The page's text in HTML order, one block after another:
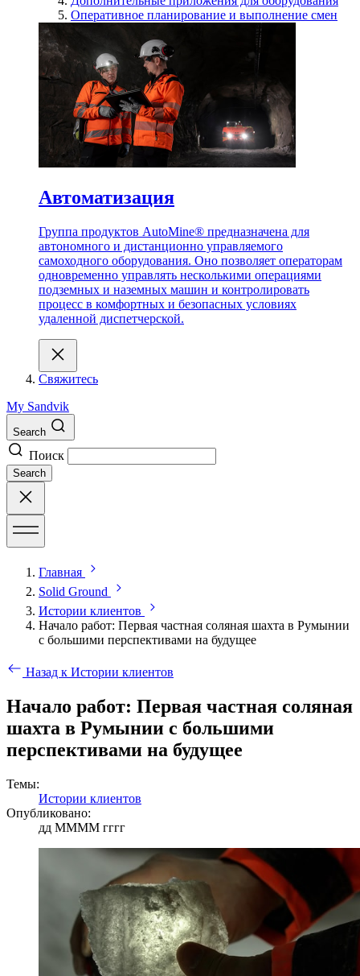
Оперативное планирование и выполнение смен
Автоматизация
Группа продуктов AutoMine® предназначена для
автономного и дистанционно управляемого
самоходного оборудования. Оно позволяет операторам
одновременно управлять несколькими операциями
подземных и наземных машин и контролировать
процесс в комфортных и безопасных условиях
удаленной диспетчерской.
Свяжитесь
My Sandvik
Search
Поиск
Search
Главная
Solid Ground
Истории клиентов
Начало работ: Первая частная соляная шахта в Румынии
с большими перспективами на будущее
Назад к Истории клиентов
Начало работ: Первая частная соляная
шахта в Румынии с большими
перспективами на будущее
Темы:
Истории клиентов
Опубликовано:
дд ММММ гггг